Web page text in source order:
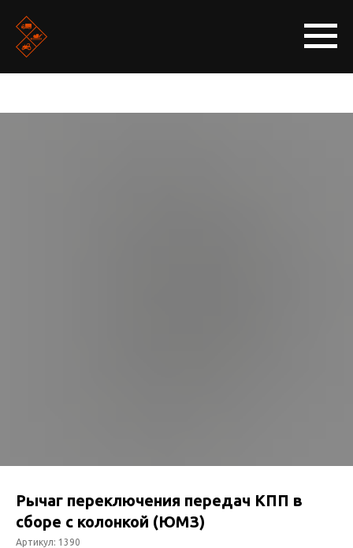
Рычаг переключения передач КПП в
сборе с колонкой (ЮМЗ)
Артикул: 1390